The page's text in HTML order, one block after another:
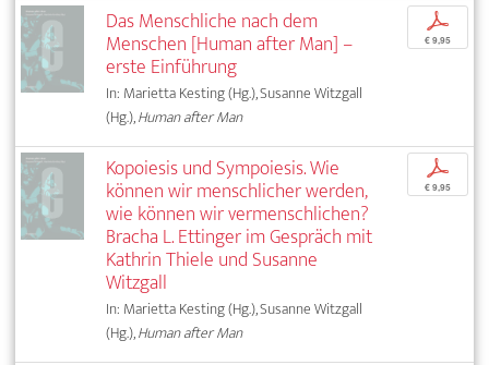
Das Menschliche nach dem
Menschen [Human after Man] –
erste Einführung
In: Marietta Kesting (Hg.), Susanne Witzgall
(Hg.),Human after Man
p
€ 9,95
Kopoiesis und Sympoiesis. Wie
können wir menschlicher werden,
wie können wir vermenschlichen?
Bracha L. Ettinger im Gespräch mit
Kathrin Thiele und Susanne
Witzgall
In: Marietta Kesting (Hg.), Susanne Witzgall
(Hg.),Human after Man
p
€ 9,95